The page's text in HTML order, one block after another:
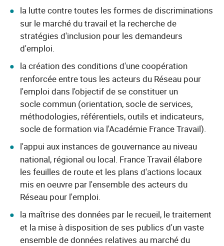
la lutte contre toutes les formes de discriminations
sur le marché du travail et la recherche de
stratégies d'inclusion pour les demandeurs
d'emploi.
la création des conditions d'une coopération
renforcée entre tous les acteurs du Réseau pour
l'emploi dans l'objectif de se constituer un
socle commun (orientation, socle de services,
méthodologies, référentiels, outils et indicateurs,
socle de formation via l'Académie France Travail).
l'appui aux instances de gouvernance au niveau
national, régional ou local. France Travail élabore
les feuilles de route et les plans d'actions locaux
mis en oeuvre par l'ensemble des acteurs du
Réseau pour l'emploi.
la maîtrise des données par le recueil, le traitement
et la mise à disposition de ses publics d'un vaste
ensemble de données relatives au marché du